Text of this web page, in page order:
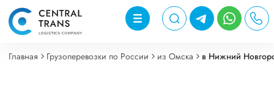
Главная Грузоперевозки по России из Омска в Нижний